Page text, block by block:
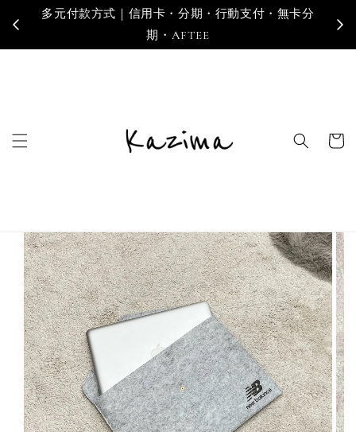
多元付款方式｜信用卡・分期・行動支付・無卡分
期・AFTEE
寄